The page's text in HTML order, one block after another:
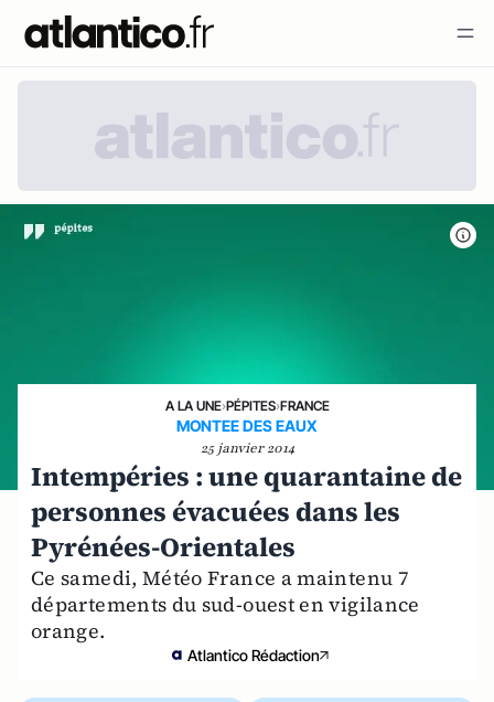
A LA UNE›PÉPITES›FRANCE
MONTEE DES EAUX
25 janvier 2014
Intempéries : une quarantaine de
personnes évacuées dans les
Pyrénées-Orientales
Ce samedi, Météo France a maintenu 7
départements du sud-ouest en vigilance
orange.
Atlantico Rédaction